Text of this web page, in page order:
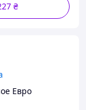
₴
Евро